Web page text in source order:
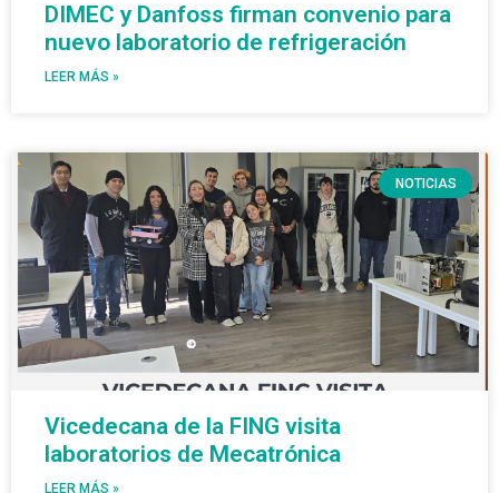
DIMEC y Danfoss firman convenio para
nuevo laboratorio de refrigeración
LEER MÁS »
NOTICIAS
Vicedecana de la FING visita
laboratorios de Mecatrónica
LEER MÁS »